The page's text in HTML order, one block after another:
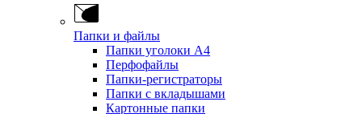
Папки и файлы
Папки уголоки А4
Перфофайлы
Папки-регистраторы
Папки с вкладышами
Картонные папки